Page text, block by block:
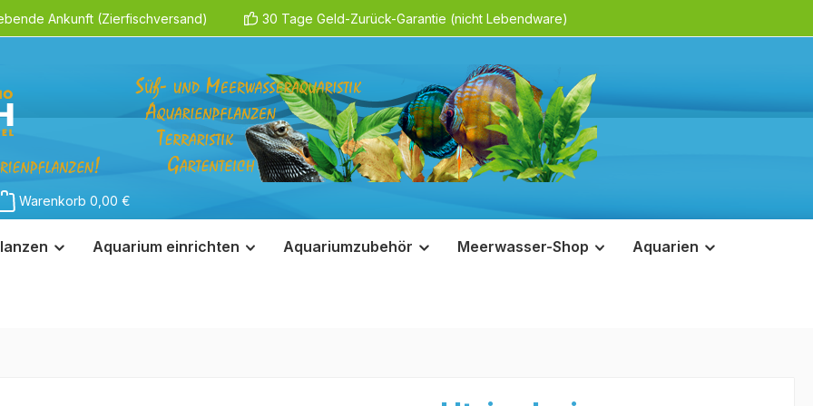
Ankunft (Zierfischversand) 30 Tage Geld-Zurück-Garantie (nicht Lebendware)
Warenkorb 0,00 €
Aquarium einrichten Aquariumzubehör Meerwasser-Shop Aquarien